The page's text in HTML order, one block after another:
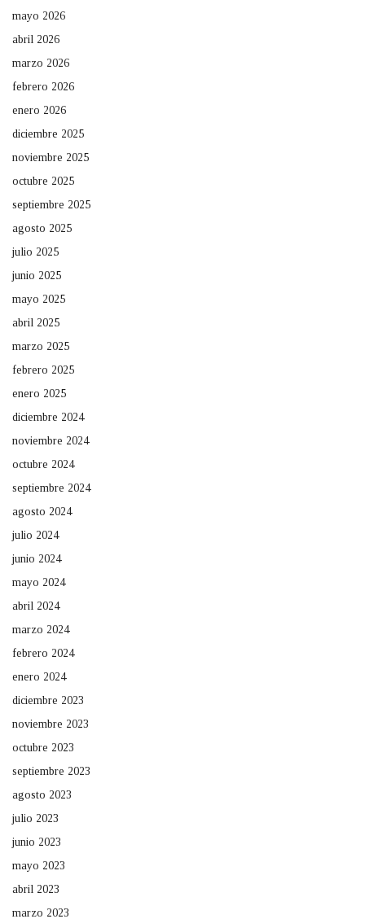
mayo 2026
abril 2026
marzo 2026
febrero 2026
enero 2026
diciembre 2025
noviembre 2025
octubre 2025
septiembre 2025
agosto 2025
julio 2025
junio 2025
mayo 2025
abril 2025
marzo 2025
febrero 2025
enero 2025
diciembre 2024
noviembre 2024
octubre 2024
septiembre 2024
agosto 2024
julio 2024
junio 2024
mayo 2024
abril 2024
marzo 2024
febrero 2024
enero 2024
diciembre 2023
noviembre 2023
octubre 2023
septiembre 2023
agosto 2023
julio 2023
junio 2023
mayo 2023
abril 2023
marzo 2023